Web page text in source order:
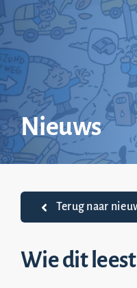
naar
inhoud
Home
Over mij
Praktijkvoorbeelden
Nieuws
Nieuws
Terug naar
Wie dit